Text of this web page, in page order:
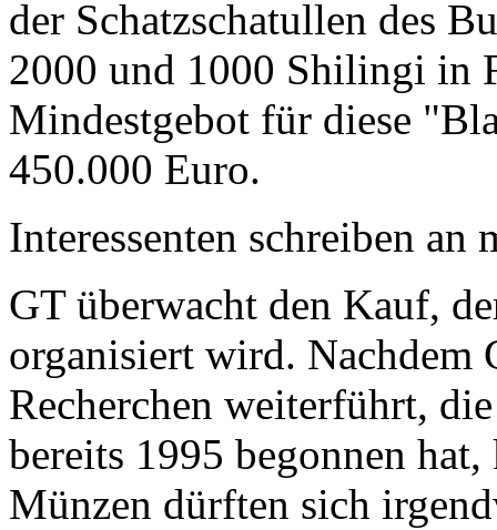
der Schatzschatullen des
2000 und 1000 Shilingi in
Mindestgebot für diese
450.000 Euro.
Interessenten schreiben
GT überwacht den Kauf,
organisiert wird. Nachdem
Recherchen weiterführt,
bereits 1995 begonnen
Münzen dürften sich